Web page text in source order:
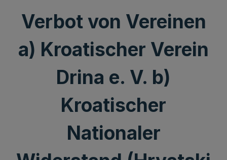
Verbot von Vereinen
a) Kroatischer Verein
Drina e. V. b)
Kroatischer
Nationaler